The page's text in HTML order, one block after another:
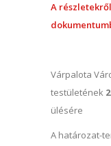
A
Várpalota
testületének
ülésére
A határozat-